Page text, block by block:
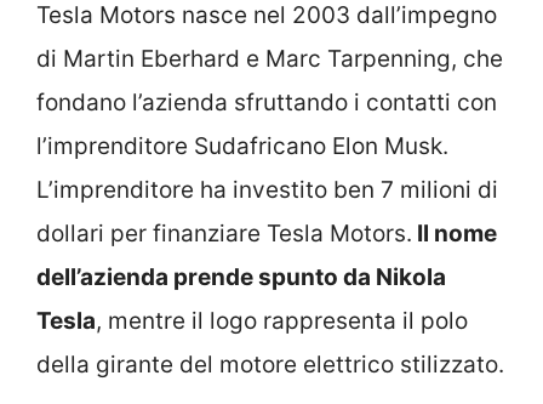
Tesla Motors nasce nel 2003 dall’impegno
di Martin Eberhard e Marc Tarpenning, che
fondano l’azienda sfruttando i contatti con
l’imprenditore Sudafricano Elon Musk.
L’imprenditore ha investito ben 7 milioni di
dollari per finanziare Tesla Motors. Il nome
dell’azienda prende spunto da Nikola
Tesla, mentre il logo rappresenta il polo
della girante del motore elettrico stilizzato.